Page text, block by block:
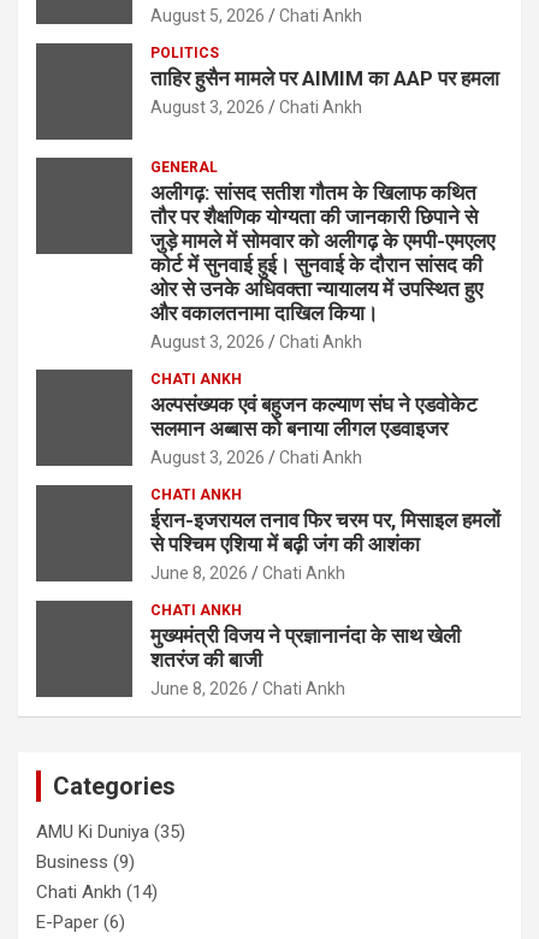
August 5, 2026 Chati Ankh
POLITICS
ताहिर हुसैन मामले पर AIMIM का AAP पर हमला
August 3, 2026 Chati Ankh
GENERAL
अलीगढ़: सांसद सतीश गौतम के खिलाफ कथित
तौर पर शैक्षणिक योग्यता की जानकारी छिपाने से
जुड़े मामले में सोमवार को अलीगढ़ के एमपी-एमएलए
कोर्ट में सुनवाई हुई। सुनवाई के दौरान सांसद की
ओर से उनके अधिवक्ता न्यायालय में उपस्थित हुए
और वकालतनामा दाखिल किया।
August 3, 2026 Chati Ankh
CHATI ANKH
अल्पसंख्यक एवं बहुजन कल्याण संघ ने एडवोकेट
सलमान अब्बास को बनाया लीगल एडवाइजर
August 3, 2026 Chati Ankh
CHATI ANKH
ईरान-इजरायल तनाव फिर चरम पर, मिसाइल हमलों
से पश्चिम एशिया में बढ़ी जंग की आशंका
June 8, 2026 Chati Ankh
CHATI ANKH
मुख्यमंत्री विजय ने प्रज्ञानानंदा के साथ खेली
शतरंज की बाजी
June 8, 2026 Chati Ankh
Categories
AMU Ki Duniya (35)
Business (9)
Chati Ankh (14)
E-Paper (6)